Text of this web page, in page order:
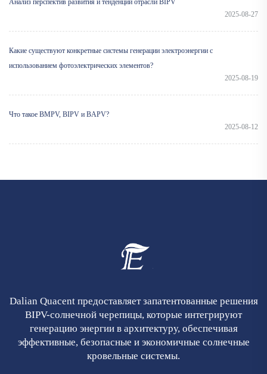
Анализ перспектив развития и тенденций отрасли BIPV
2025-08-27
Какие существуют конкретные системы генерации электроэнергии с
использованием фотоэлектрических элементов?
2025-08-19
Что такое BMPV, BIPV и BAPV?
2025-08-12
Dalian Quacent предоставляет запатентованные решения
BIPV-солнечной черепицы, которые интегрируют
генерацию энергии в архитектуру, обеспечивая
эффективные, безопасные и экономичные солнечные
кровельные системы.